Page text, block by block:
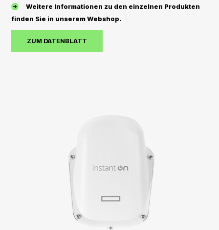
Weitere Informationen zu den einzelnen Produkten
finden Sie in unserem Webshop.
ZUM DATENBLATT